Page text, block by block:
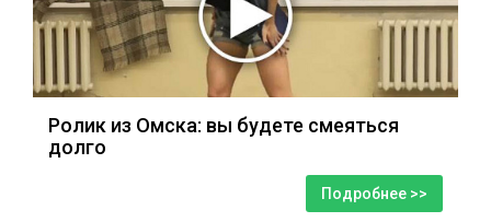
Ролик из Омска: вы будете смеяться
долго
Подробнее >>